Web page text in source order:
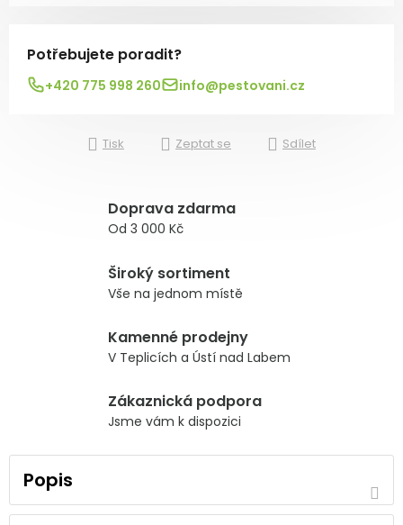
Potřebujete poradit?
+420 775 998 260 info@pestovani.cz
Tisk Zeptat se Sdílet
Doprava zdarma
Od 3 000 Kč
Široký sortiment
Vše na jednom místě
Kamenné prodejny
V Teplicích a Ústí nad Labem
Zákaznická podpora
Jsme vám k dispozici
Popis